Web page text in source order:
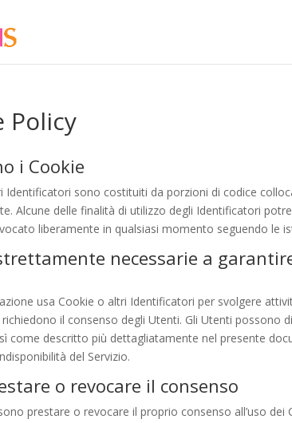
Policy
i Cookie
Identificatori sono costituiti da porzioni di codice
Alcune delle finalità di utilizzo degli Identificatori
liberamente in qualsiasi momento seguendo le
necessarie a
usa Cookie o altri Identificatori per svolgere
il consenso degli Utenti. Gli Utenti
come descritto più dettagliatamente nel presente
del Servizio.
o revocare il consenso
prestare o revocare il proprio consenso all’uso